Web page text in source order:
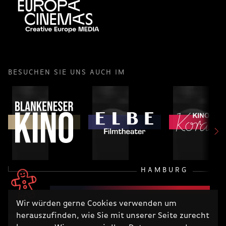
Wir würden gerne Cookies verwenden um
herauszufinden, wie Sie mit unserer Seite zurecht
BESUCHEN SIE UNS AUCH IM
HAMBURG
RECHTLICHES